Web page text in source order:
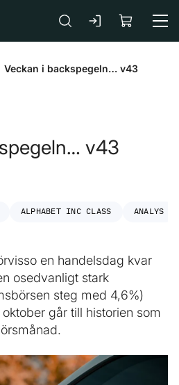
Veckan i backspegeln… v43
v43
ALPHABET INC CLASS ANALYS
en handelsdag kvar
osedvanligt stark
steg med 4,6%)
går till historien som